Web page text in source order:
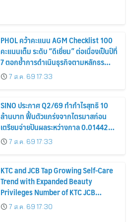
PHOL คว้าคะแนน AGM Checklist 100
คะแนนเต็ม ระดับ “ดีเยี่ยม” ต่อเนื่องเป็นปีที่
7 ตอกย้ำการดำเนินธุรกิจตามหลักธร
รมาภิบาล โปร่งใส สร้างความเชื่อมั่นผู้ถือ
หุ้น
7 ส.ค. 69 17:33
SINO ประกาศ Q2/69 ทำกำไรสุทธิ 10
ล้านบาท ฟื้นตัวแกร่งจากไตรมาสก่อน
เตรียมจ่ายปันผลระหว่างกาล 0.014423
บาทต่อหุ้น ครึ่งปีหลังมุ่งเติบโตต่อเนื่อง
7 ส.ค. 69 17:33
KTC and JCB Tap Growing Self-Care
Trend with Expanded Beauty
Privileges Number of KTC JCB
Cardmembers Spending on
Cosmetics Rises 26%
7 ส.ค. 69 17:30